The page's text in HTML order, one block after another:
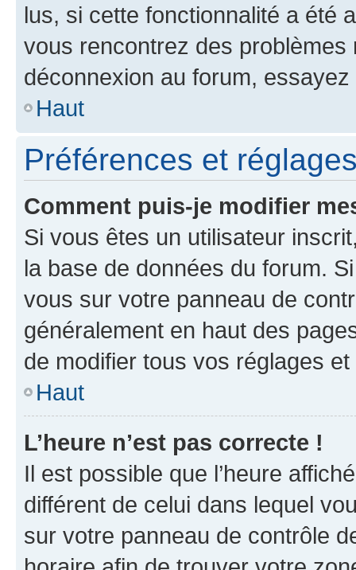
lus, si cette fonctionnalité a été
vous rencontrez des
déconnexion au forum,
Haut
Préférences et
Comment puis-je modifier
Si vous êtes un utilisateur
la base de données du forum.
vous sur votre panneau de
généralement en haut des
de modifier tous vos réglages
Haut
L’heure n’est pas correcte !
Il est possible que l’heure
différent de celui dans lequel
sur votre panneau de contrôle